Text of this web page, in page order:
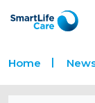
Home